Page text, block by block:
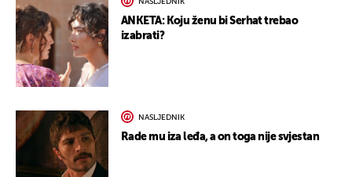
NASLJEDNIK
ANKETA: Koju ženu bi Serhat trebao
izabrati?
NASLJEDNIK
Rade mu iza leđa, a on toga nije svjestan